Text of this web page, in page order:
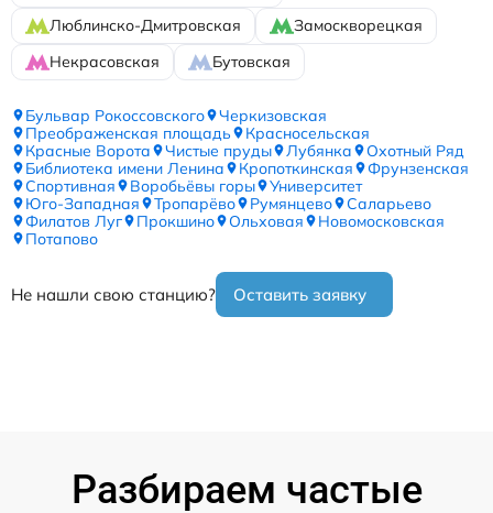
Люблинско-Дмитровская
Замоскворецкая
Некрасовская
Бутовская
Бульвар Рокоссовского
Черкизовская
Преображенская площадь
Красносельская
Красные Ворота
Чистые пруды Лубянка
Охотный Ряд
Библиотека имени Ленина
Кропоткинская
Фрунзенская
Спортивная
Воробьёвы горы
Университет
Юго-Западная
Тропарёво Румянцево
Саларьево
Филатов Луг
Прокшино Ольховая
Новомосковская
Потапово
Не нашли свою станцию? Оставить заявку
Разбираем частые